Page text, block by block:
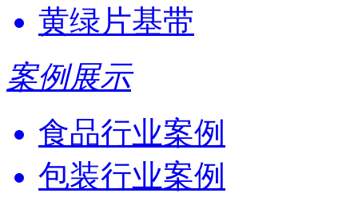
黄绿片基带
案例展示
食品行业案例
包装行业案例